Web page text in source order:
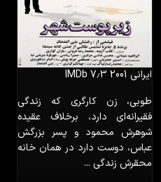
ایرانی 2001 IMDb 7٫3
طوبی، زن کارگری که زندگی
فقیرانه‌ای دارد، برخلاف عقیده
شوهرش محمود و پسر بزرگش
عباس، دوست دارد در همان خانه
محقرش زندگی ...